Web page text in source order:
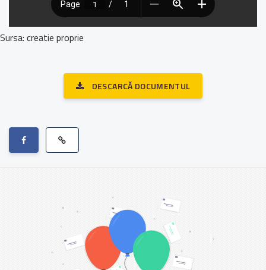
Sursa: creatie proprie
DESCARCĂ DOCUMENTUL